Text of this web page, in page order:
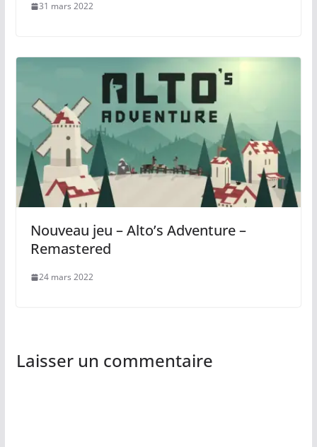
31 mars 2022
Nouveau jeu – Alto’s Adventure –
Remastered
24 mars 2022
Laisser un commentaire